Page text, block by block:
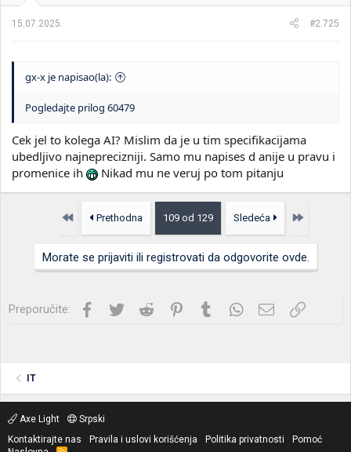
15.07.2025. #2.725
gx-x je napisao(la):
Pogledajte prilog 60479
Cek jel to kolega AI? Mislim da je u tim specifikacijama
ubedljivo najneprecizniji. Samo mu napises d anije u pravu i
promenice ih
Nikad mu ne veruj po tom pitanju
Prvo Prethodna 109 od 129 Sledeća Poslednja
Morate se prijaviti ili registrovati da odgovorite ovde.
Preporučite: Facebook
Twitter Reddit PinterestTumblrWhatsApp
Imejl Link
IT
Axe Light
Srpski
Kontaktirajte nas
Pravila i uslovi korišćenja Politika privatnosti
Pomoć